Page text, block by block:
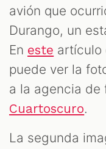
avión que
Durango, un
En este artículo
puede ver la
a la agencia de
Cuartoscuro.
La segunda